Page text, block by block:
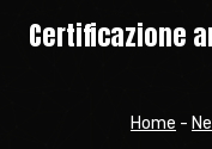
Certificazione
Home -